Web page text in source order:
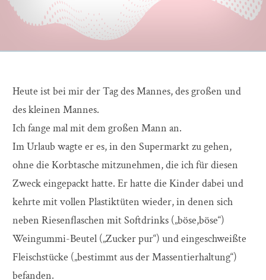
Heute ist bei mir der Tag des Mannes, des großen und
des kleinen Mannes.
Ich fange mal mit dem großen Mann an.
Im Urlaub wagte er es, in den Supermarkt zu gehen,
ohne die Korbtasche mitzunehmen, die ich für diesen
Zweck eingepackt hatte. Er hatte die Kinder dabei und
kehrte mit vollen Plastiktüten wieder, in denen sich
neben Riesenflaschen mit Softdrinks („böse,böse“)
Weingummi-Beutel („Zucker pur“) und eingeschweißte
Fleischstücke („bestimmt aus der Massentierhaltung“)
befanden.